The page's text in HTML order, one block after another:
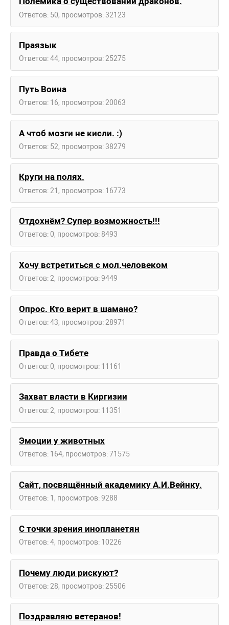
Ответов: 50, просмотров: 32123
Праязык
Ответов: 44, просмотров: 25275
Путь Воина
Ответов: 16, просмотров: 20063
А чтоб мозги не кисли. :)
Ответов: 52, просмотров: 38279
Круги на полях.
Ответов: 21, просмотров: 16773
Отдохнём? Супер возможность!!!
Ответов: 0, просмотров: 8493
Хочу встретиться с мол.человеком
Ответов: 2, просмотров: 9449
Опрос. Кто верит в шамано?
Ответов: 43, просмотров: 28971
Правда о Тибете
Ответов: 0, просмотров: 11161
Захват власти в Киргизии
Ответов: 2, просмотров: 11351
Эмоции у животных
Ответов: 164, просмотров: 71575
Сайт, посвящённый академику А.И.Вейнку.
Ответов: 1, просмотров: 9288
С точки зрения инопланетян
Ответов: 4, просмотров: 10226
Почему люди рискуют?
Ответов: 28, просмотров: 25506
Поздравляю ветеранов!